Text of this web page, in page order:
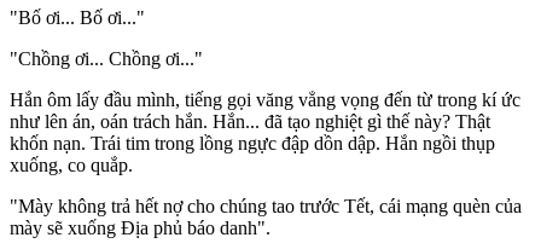
"Bố ơi... Bố ơi..."
"Chồng ơi... Chồng ơi..."
Hắn ôm lấy đầu mình, tiếng gọi văng vẳng vọng đến từ trong kí ức
như lên án, oán trách hắn. Hắn... đã tạo nghiệt gì thế này? Thật
khốn nạn. Trái tim trong lồng ngực đập dồn dập. Hắn ngồi thụp
xuống, co quắp.
"Mày không trả hết nợ cho chúng tao trước Tết, cái mạng quèn của
mày sẽ xuống Địa phủ báo danh".